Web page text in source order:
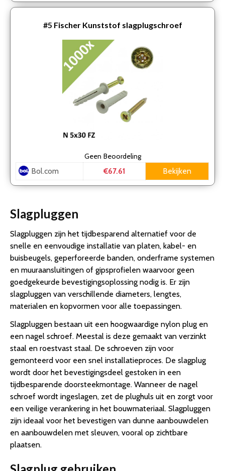
#5 Fischer Kunststof slagplugschroef
Geen Beoordeling
Bol.com €67.61 Bekijken
Slagpluggen
Slagpluggen zijn het tijdbesparend alternatief voor de
snelle en eenvoudige installatie van platen, kabel- en
buisbeugels, geperforeerde banden, onderframe systemen
en muuraansluitingen of gipsprofielen waarvoor geen
goedgekeurde bevestigingsoplossing nodig is. Er zijn
slagpluggen van verschillende diameters, lengtes,
materialen en kopvormen voor alle toepassingen.
Slagpluggen bestaan uit een hoogwaardige nylon plug en
een nagel schroef. Meestal is deze gemaakt van verzinkt
staal en roestvast staal. De schroeven zijn voor
gemonteerd voor een snel installatieproces. De slagplug
wordt door het bevestigingsdeel gestoken in een
tijdbesparende doorsteekmontage. Wanneer de nagel
schroef wordt ingeslagen, zet de plughuls uit en zorgt voor
een veilige verankering in het bouwmateriaal. Slagpluggen
zijn ideaal voor het bevestigen van dunne aanbouwdelen
en aanbouwdelen met sleuven, vooral op zichtbare
plaatsen.